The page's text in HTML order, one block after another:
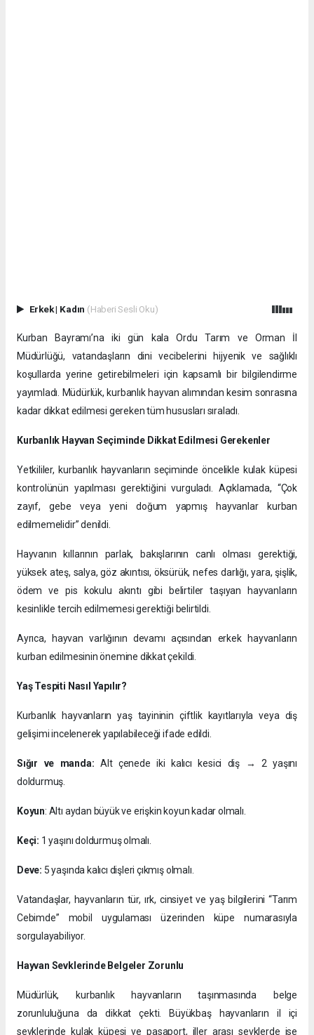
Erkek| Kadın (Haberi Sesli Oku)
Kurban Bayramı’na iki gün kala Ordu Tarım ve Orman İl
Müdürlüğü, vatandaşların dini vecibelerini hijyenik ve sağlıklı
koşullarda yerine getirebilmeleri için kapsamlı bir bilgilendirme
yayımladı. Müdürlük, kurbanlık hayvan alımından kesim sonrasına
kadar dikkat edilmesi gereken tüm hususları sıraladı.
Kurbanlık Hayvan Seçiminde Dikkat Edilmesi Gerekenler
Yetkililer, kurbanlık hayvanların seçiminde öncelikle kulak küpesi
kontrolünün yapılması gerektiğini vurguladı. Açıklamada, “Çok
zayıf, gebe veya yeni doğum yapmış hayvanlar kurban
edilmemelidir” denildi.
Hayvanın kıllarının parlak, bakışlarının canlı olması gerektiği,
yüksek ateş, salya, göz akıntısı, öksürük, nefes darlığı, yara, şişlik,
ödem ve pis kokulu akıntı gibi belirtiler taşıyan hayvanların
kesinlikle tercih edilmemesi gerektiği belirtildi.
Ayrıca, hayvan varlığının devamı açısından erkek hayvanların
kurban edilmesinin önemine dikkat çekildi.
Yaş Tespiti Nasıl Yapılır?
Kurbanlık hayvanların yaş tayininin çiftlik kayıtlarıyla veya diş
gelişimi incelenerek yapılabileceği ifade edildi.
Sığır ve manda: Alt çenede iki kalıcı kesici diş → 2 yaşını
doldurmuş.
Koyun: Altı aydan büyük ve erişkin koyun kadar olmalı.
Keçi: 1 yaşını doldurmuş olmalı.
Deve: 5 yaşında kalıcı dişleri çıkmış olmalı.
Vatandaşlar, hayvanların tür, ırk, cinsiyet ve yaş bilgilerini “Tarım
Cebimde” mobil uygulaması üzerinden küpe numarasıyla
sorgulayabiliyor.
Hayvan Sevklerinde Belgeler Zorunlu
Müdürlük, kurbanlık hayvanların taşınmasında belge
zorunluluğuna da dikkat çekti. Büyükbaş hayvanların il içi
sevklerinde kulak küpesi ve pasaport, iller arası sevklerde ise